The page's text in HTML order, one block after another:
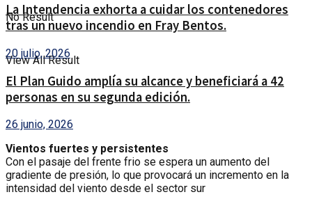
No Result
View All Result
La Intendencia exhorta a cuidar los contenedores
tras un nuevo incendio en Fray Bentos.
20 julio, 2026
El Plan Guido amplía su alcance y beneficiará a 42
personas en su segunda edición.
26 junio, 2026
Vientos fuertes y persistentes
Con el pasaje del frente frio se espera un aumento del
gradiente de presión, lo que provocará un incremento en la
intensidad del viento desde el sector sur